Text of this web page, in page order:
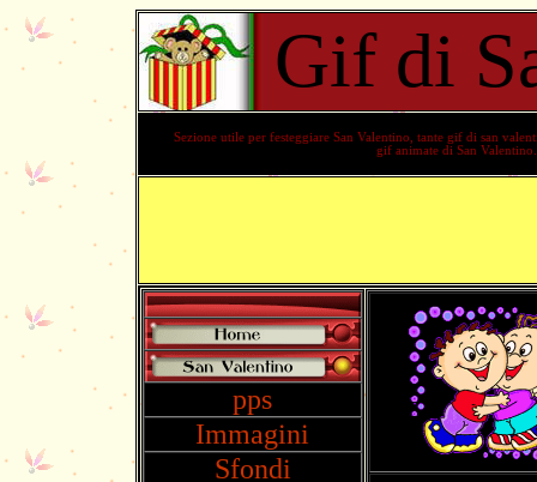
Gif di
Sezione utile per festeggiare San Valentino, tante gif di san
gif animate di San
pps
Immagini
Sfondi